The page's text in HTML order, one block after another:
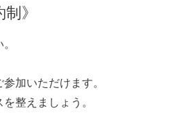
》
加いただけます。
整えましょう。